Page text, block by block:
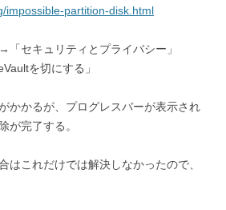
impossible-partition-disk.html
「セキュリティとプライバシー」
を切にする」
かかるが、プログレスバーが表示され
が完了する。
はこれだけでは解決しなかったので、